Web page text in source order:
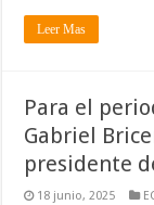
Leer Mas
Para el
Gabriel
presidente
18 junio, 2025